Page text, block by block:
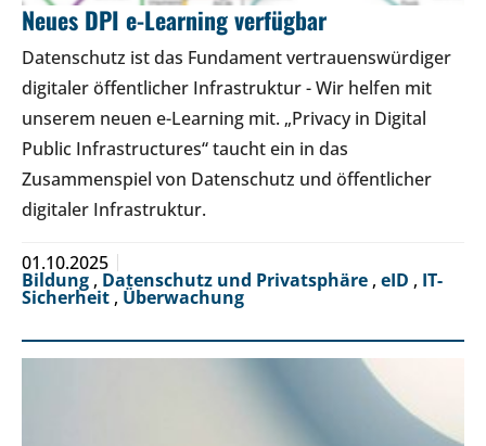
Neues DPI e-Learning verfügbar
Datenschutz ist das Fundament vertrauenswürdiger
digitaler öffentlicher Infrastruktur - Wir helfen mit
unserem neuen e-Learning mit. „Privacy in Digital
Public Infrastructures“ taucht ein in das
Zusammenspiel von Datenschutz und öffentlicher
digitaler Infrastruktur.
01.10.2025
Bildung , Datenschutz und Privatsphäre , eID , IT-
Sicherheit , Überwachung